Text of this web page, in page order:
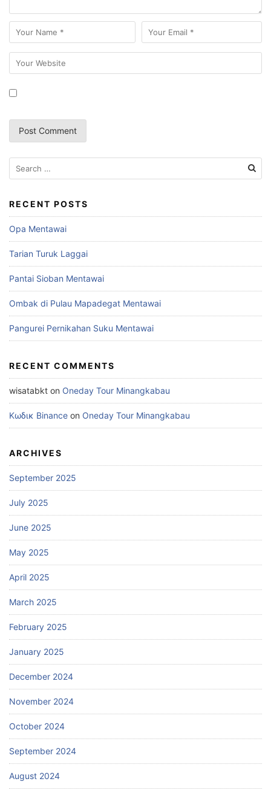
Search
for:
RECENT POSTS
Opa Mentawai
Tarian Turuk Laggai
Pantai Sioban Mentawai
Ombak di Pulau Mapadegat Mentawai
Pangurei Pernikahan Suku Mentawai
RECENT COMMENTS
wisatabkt on Oneday Tour Minangkabau
Κωδικ Binance on Oneday Tour Minangkabau
ARCHIVES
September 2025
July 2025
June 2025
May 2025
April 2025
March 2025
February 2025
January 2025
December 2024
November 2024
October 2024
September 2024
August 2024